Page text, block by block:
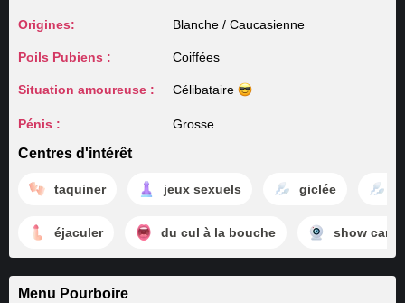
Origines: Blanche / Caucasienne
Poils Pubiens : Coiffées
Situation amoureuse : Célibataire
Pénis : Grosse
Centres d'intérêt
taquiner jeux sexuels giclée
éjaculer du cul à la bouche show cams
Menu Pourboire